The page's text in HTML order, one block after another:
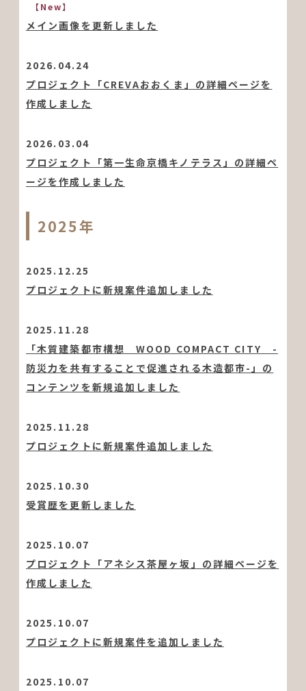
【New】
メイン画像を更新しました
2026.04.24
プロジェクト「CREVAおおくま」の詳細ページを
作成しました
2026.03.04
プロジェクト「第一生命京橋キノテラス」の詳細ペ
ージを作成しました
2025年
2025.12.25
プロジェクトに新規案件追加しました
2025.11.28
「木質建築都市構想 WOOD COMPACT CITY -
防災力を共有することで促進される木造都市-」の
コンテンツを新規追加しました
2025.11.28
プロジェクトに新規案件追加しました
2025.10.30
受賞歴を更新しました
2025.10.07
プロジェクト「アネシス茶屋ヶ坂」の詳細ページを
作成しました
2025.10.07
プロジェクトに新規案件を追加しました
2025.10.07